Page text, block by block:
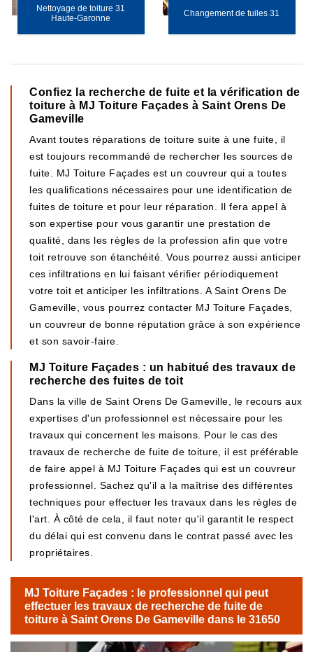
Nettoyage de toiture 31
Haute-Garonne
Changement de tuiles 31
Confiez la recherche de fuite et la vérification de
toiture à MJ Toiture Façades à Saint Orens De
Gameville
Avant toutes réparations de toiture suite à une fuite, il
est toujours recommandé de rechercher les sources de
fuite. MJ Toiture Façades est un couvreur qui a toutes
les qualifications nécessaires pour une identification de
fuites de toiture et pour leur réparation. Il fera appel à
son expertise pour vous garantir une prestation de
qualité, dans les règles de la profession afin que votre
toit retrouve son étanchéité. Vous pourrez aussi anticiper
ces infiltrations en lui faisant vérifier périodiquement
votre toit et anticiper les infiltrations. A Saint Orens De
Gameville, vous pourrez contacter MJ Toiture Façades,
un couvreur de bonne réputation grâce à son expérience
et son savoir-faire.
MJ Toiture Façades : un habitué des travaux de
recherche des fuites de toit
Dans la ville de Saint Orens De Gameville, le recours aux
expertises d'un professionnel est nécessaire pour les
travaux qui concernent les maisons. Pour le cas des
travaux de recherche de fuite de toiture, il est préférable
de faire appel à MJ Toiture Façades qui est un couvreur
professionnel. Sachez qu'il a la maîtrise des différentes
techniques pour effectuer les travaux dans les règles de
l'art. À côté de cela, il faut noter qu'il garantit le respect
du délai qui est convenu dans le contrat passé avec les
propriétaires.
MJ Toiture Façades : le professionnel qui peut
effectuer les travaux de recherche de fuite de
toiture à Saint Orens De Gameville dans le 31650